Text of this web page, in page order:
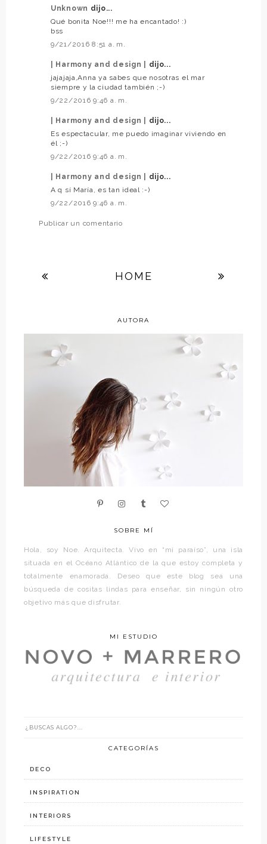
Unknown dijo...
Qué bonita Noe!!! me ha encantado! :)
bss
9/21/2016 8:51 a. m.
| Harmony and design |
dijo...
jajajaja,Anna ya sabes que nosotras el mar
siempre y la ciudad también ;-)
9/22/2016 9:46 a. m.
| Harmony and design |
dijo...
Es espectacular, me puedo imaginar viviendo en
él ;-)
9/22/2016 9:46 a. m.
| Harmony and design |
dijo...
A q sí María, es tan ideal :-)
9/22/2016 9:46 a. m.
Publicar un comentario
HOME
AUTORA
SOBRE MÍ
Hola, soy Noe. Arquitecta. Vivo en “mi paraíso”, una isla
situada en el Océano Atlántico de la que estoy completa y
totalmente enamorada. Deseo que este blog sea una
búsqueda de cositas lindas para enseñar, sin ningún otro
objetivo más que disfrutar.
MI ESTUDIO
CATEGORÍAS
DECO
INSPIRATION
INTERIORS
LIFESTYLE